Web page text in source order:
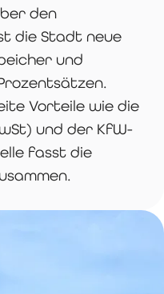
den
die Stadt neue
und
Vorteile wie die
und der KfW-
fasst die